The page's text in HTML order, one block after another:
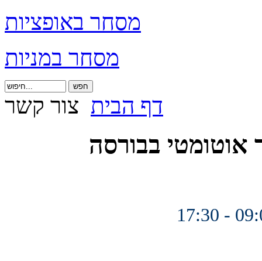
מסחר באופציות
מסחר במניות
דף הבית צור קשר